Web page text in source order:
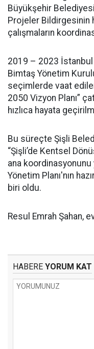
Büyükşehir
Projeler Bildirgesinin
çalışmaların
2019 – 2023 İstanbul
Bimtaş Yönetim
seçimlerde vaat
2050 Vizyon Planı”
hızlıca hayata
Bu süreçte Şişli
“Şişli’de Kentsel
ana
Yönetim Planı'nın
biri oldu.
Resul Emrah Şahan,
HABERE YORUM KAT